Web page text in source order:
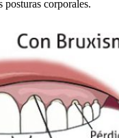
corporales.